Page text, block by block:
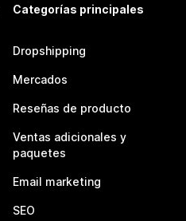
Categorías principales
Dropshipping
Mercados
Reseñas de producto
Ventas adicionales y
paquetes
Email marketing
SEO